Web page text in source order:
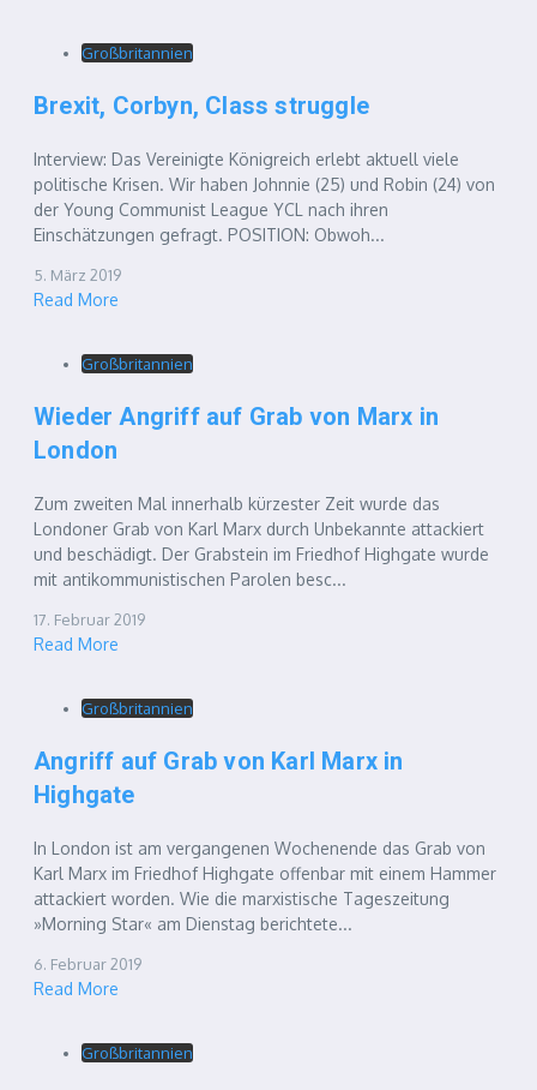
Großbritannien
Brexit, Corbyn, Class struggle
Interview: Das Vereinigte Königreich erlebt aktuell viele
politische Krisen. Wir haben Johnnie (25) und Robin (24) von
der Young Communist League YCL nach ihren
Einschätzungen gefragt. POSITION: Obwoh...
5. März 2019
Read More
Großbritannien
Wieder Angriff auf Grab von Marx in
London
Zum zweiten Mal innerhalb kürzester Zeit wurde das
Londoner Grab von Karl Marx durch Unbekannte attackiert
und beschädigt. Der Grabstein im Friedhof Highgate wurde
mit antikommunistischen Parolen besc...
17. Februar 2019
Read More
Großbritannien
Angriff auf Grab von Karl Marx in
Highgate
In London ist am vergangenen Wochenende das Grab von
Karl Marx im Friedhof Highgate offenbar mit einem Hammer
attackiert worden. Wie die marxistische Tageszeitung
»Morning Star« am Dienstag berichtete...
6. Februar 2019
Read More
Großbritannien